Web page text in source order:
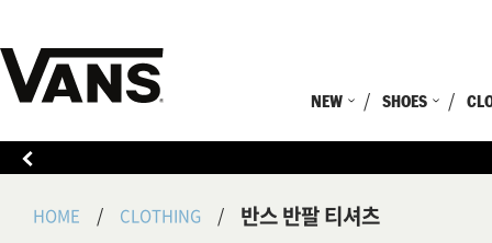
NEW SHOES
HOME CLOTHING 반스 반팔 티셔츠